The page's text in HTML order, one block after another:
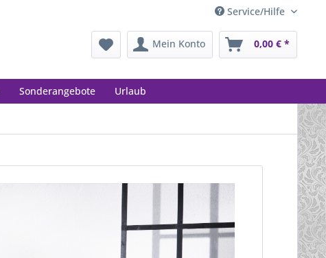
Service/Hilfe
Mein Konto 0,00 € *
Sonderangebote Urlaub